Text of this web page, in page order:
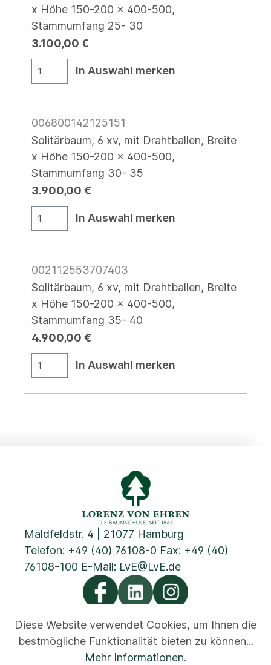
x Höhe 150-200 x 400-500,
Stammumfang 25- 30
3.100,00 €
In Auswahl merken
006800142125151
Solitärbaum, 6 xv, mit Drahtballen, Breite
x Höhe 150-200 x 400-500,
Stammumfang 30- 35
3.900,00 €
In Auswahl merken
002112553707403
Solitärbaum, 6 xv, mit Drahtballen, Breite
x Höhe 150-200 x 400-500,
Stammumfang 35- 40
4.900,00 €
In Auswahl merken
Maldfeldstr. 4 | 21077 Hamburg
Telefon: +49 (40) 76108-0 Fax: +49 (40)
76108-100 E-Mail: LvE@LvE.de
Cookies Impressum
Diese Website verwendet Cookies, um Ihnen die
bestmögliche Funktionalität bieten zu können...
Mehr Informationen.